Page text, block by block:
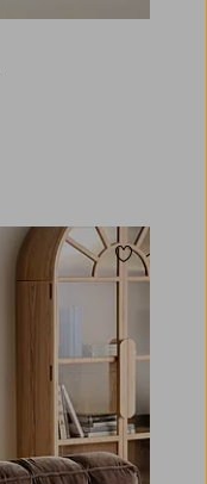
Legg til